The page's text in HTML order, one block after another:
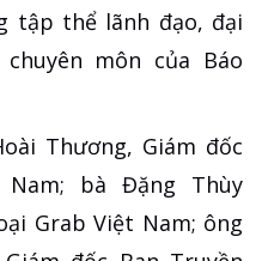
tập thể lãnh đạo, đại
môn của Báo
Thương, Giám đốc
bà Đặng Thùy
Grab Việt Nam; ông